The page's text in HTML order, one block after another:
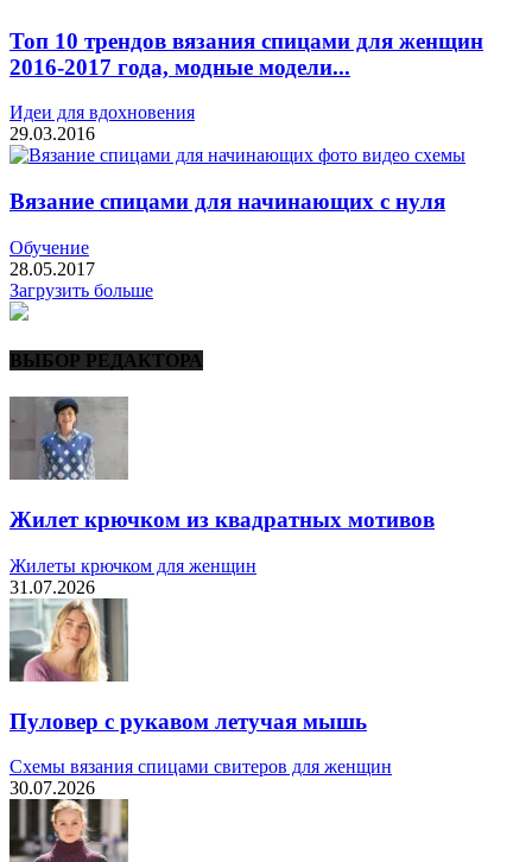
Топ 10 трендов вязания спицами для женщин
2016-2017 года, модные модели...
Идеи для вдохновения
29.03.2016
Вязание спицами для начинающих с нуля
Обучение
28.05.2017
Загрузить больше
ВЫБОР РЕДАКТОРА
Жилет крючком из квадратных мотивов
Жилеты крючком для женщин
31.07.2026
Пуловер с рукавом летучая мышь
Схемы вязания спицами свитеров для женщин
30.07.2026